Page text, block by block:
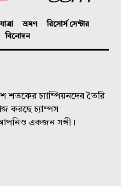
ভ্রমণ
রিসোর্স সেন্টার
বিনোদন
শতকের চ্যাম্পিয়নদের তৈরি
করছে চ্যাম্পস
আপনিও একজন সঙ্গী।